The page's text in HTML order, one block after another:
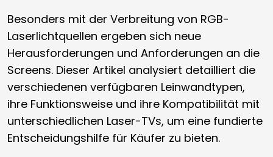
Besonders mit der Verbreitung von RGB-
Laserlichtquellen ergeben sich neue
Herausforderungen und Anforderungen an die
Screens. Dieser Artikel analysiert detailliert die
verschiedenen verfügbaren Leinwandtypen,
ihre Funktionsweise und ihre Kompatibilität mit
unterschiedlichen Laser-TVs, um eine fundierte
Entscheidungshilfe für Käufer zu bieten.